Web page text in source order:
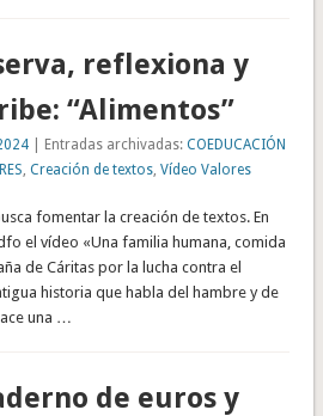
reflexiona y
“Alimentos”
| Entradas archivadas:COEDUCACIÓN
,Creación de textos ,Vídeo Valores
fomentar la creación de textos. En
el vídeo «Una familia humana, comida
de Cáritas por la lucha contra el
historia que habla del hambre y de
una …
de euros y